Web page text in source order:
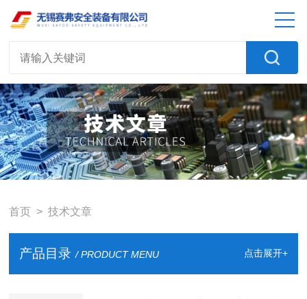
首页 > 技术文章
产品目录 / PRODUCT MENU 点击展开+